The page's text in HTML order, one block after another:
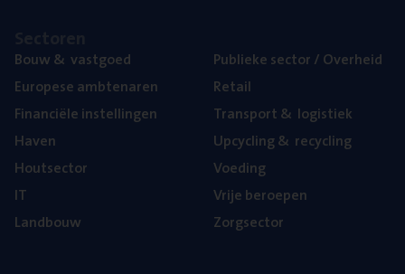
Bouw& vastgoed
Euro­pe­se ambtenaren
Finan­ci­ë­le instellingen
Haven
Hout­sec­tor
IT
Land­bouw
Publie­ke sec­tor / Overheid
Retail
Trans­port& logistiek
Upcy­cling& recycling
Voe­ding
Vrije beroe­pen
Zorg­sec­tor